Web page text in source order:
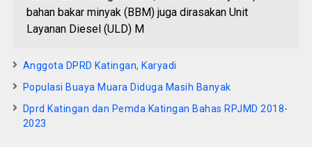
bahan bakar minyak (BBM) juga dirasakan Unit
Layanan Diesel (ULD) M
Anggota DPRD Katingan, Karyadi
Populasi Buaya Muara Diduga Masih Banyak
Dprd Katingan dan Pemda Katingan Bahas RPJMD 2018-
2023